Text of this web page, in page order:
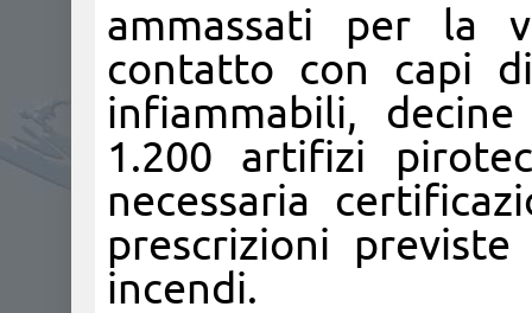
ammassati per la
contatto con capi
infiammabili,
1.200 artifizi
necessaria
prescrizioni
incendi.